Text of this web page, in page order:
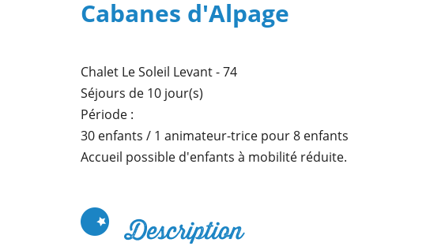
TéléchargerCabanes d'Alpage
Chalet Le Soleil Levant - 74
Séjours de 10 jour(s)
Période :
30 enfants / 1 animateur-trice pour 8 enfants
Accueil possible d'enfants à mobilité réduite.
Description